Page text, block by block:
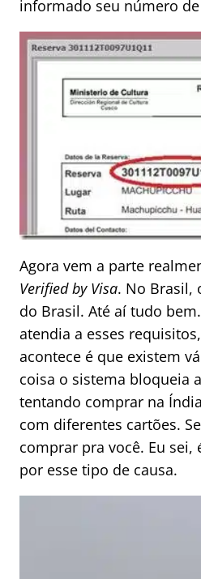
informado seu número
Agora vem a parte
Verified by Visa. No Brasil,
do Brasil. Até aí tudo
atendia a esses
acontece é que existem
coisa o sistema bloqueia
tentando comprar na
com diferentes cartões.
comprar pra você. Eu
por esse tipo de causa.